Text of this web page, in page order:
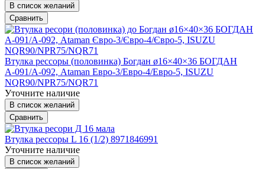
В список желаний
Сравнить
Втулка рессоры (половинка) Богдан ø16×40×36 БОГДАН
А-091/А-092, Ataman Евро-3/Евро-4/Евро-5, ISUZU
NQR90/NPR75/NQR71
Уточните наличие
В список желаний
Сравнить
Втулка рессоры L 16 (1/2) 8971846991
Уточните наличие
В список желаний